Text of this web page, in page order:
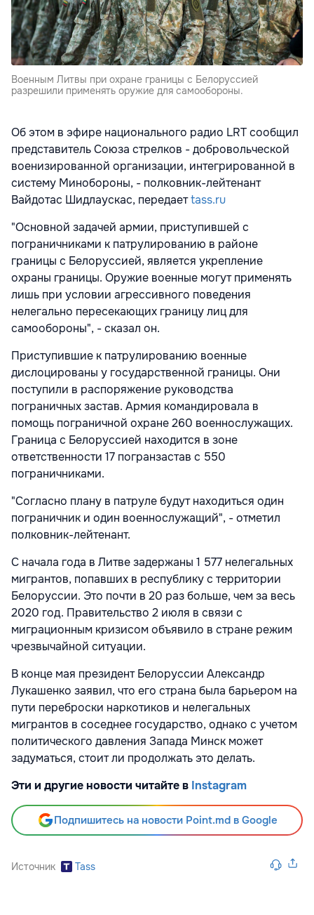
Военным Литвы при охране границы с Белоруссией
разрешили применять оружие для самообороны.
Об этом в эфире национального радио LRT сообщил
представитель Союза стрелков - добровольческой
военизированной организации, интегрированной в
систему Минобороны, - полковник-лейтенант
Вайдотас Шидлаускас, передаетtass.ru
"Основной задачей армии, приступившей с
пограничниками к патрулированию в районе
границы с Белоруссией, является укрепление
охраны границы. Оружие военные могут применять
лишь при условии агрессивного поведения
нелегально пересекающих границу лиц для
самообороны", - сказал он.
Приступившие к патрулированию военные
дислоцированы у государственной границы. Они
поступили в распоряжение руководства
пограничных застав. Армия командировала в
помощь пограничной охране 260 военнослужащих.
Граница с Белоруссией находится в зоне
ответственности 17 погранзастав с 550
пограничниками.
"Согласно плану в патруле будут находиться один
пограничник и один военнослужащий", - отметил
полковник-лейтенант.
С начала года в Литве задержаны 1 577 нелегальных
мигрантов, попавших в республику с территории
Белоруссии. Это почти в 20 раз больше, чем за весь
2020 год. Правительство 2 июля в связи с
миграционным кризисом объявило в стране режим
чрезвычайной ситуации.
В конце мая президент Белоруссии Александр
Лукашенко заявил, что его страна была барьером на
пути переброски наркотиков и нелегальных
мигрантов в соседнее государство, однако с учетом
политического давления Запада Минск может
задуматься, стоит ли продолжать это делать.
Эти и другие новости читайте в Instagram
Подпишитесь на новости Point.md в Google
Источник Tass